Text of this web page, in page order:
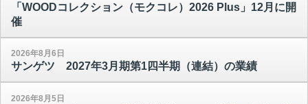
「WOODコレクション（モクコレ）2026 Plus」12月に開
催
2026年8月6日
サンゲツ 2027年3月期第1四半期（連結）の業績
2026年8月5日